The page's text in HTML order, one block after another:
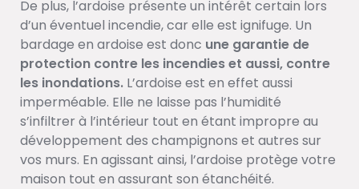
De plus, l’ardoise présente un intérêt certain lors
d’un éventuel incendie, car elle est ignifuge. Un
bardage en ardoise est donc une garantie de
protection contre les incendies et aussi, contre
les inondations. L’ardoise est en effet aussi
imperméable. Elle ne laisse pas l’humidité
s’infiltrer à l’intérieur tout en étant impropre au
développement des champignons et autres sur
vos murs. En agissant ainsi, l’ardoise protège votre
maison tout en assurant son étanchéité.